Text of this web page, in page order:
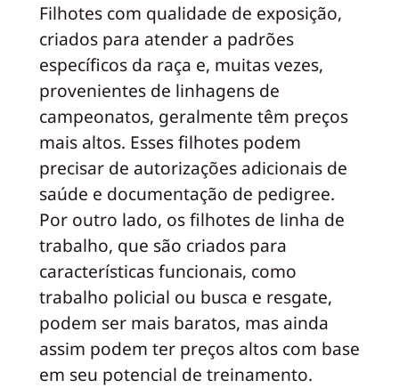
Filhotes com qualidade de exposição,
criados para atender a padrões
específicos da raça e, muitas vezes,
provenientes de linhagens de
campeonatos, geralmente têm preços
mais altos. Esses filhotes podem
precisar de autorizações adicionais de
saúde e documentação de pedigree.
Por outro lado, os filhotes de linha de
trabalho, que são criados para
características funcionais, como
trabalho policial ou busca e resgate,
podem ser mais baratos, mas ainda
assim podem ter preços altos com base
em seu potencial de treinamento.